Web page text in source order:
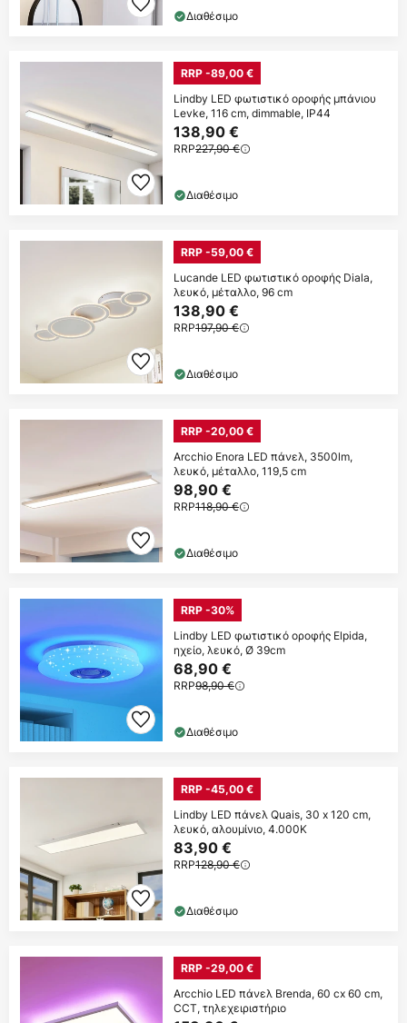
Διαθέσιμο
RRP -89,00 €
Lindby LED φωτιστικό οροφής μπάνιου
Levke, 116 cm, dimmable, IP44
138,90 €
RRP227,90 €
Διαθέσιμο
RRP -59,00 €
Lucande LED φωτιστικό οροφής Diala,
λευκό, μέταλλο, 96 cm
138,90 €
RRP197,90 €
Διαθέσιμο
RRP -20,00 €
Arcchio Enora LED πάνελ, 3500lm,
λευκό, μέταλλο, 119,5 cm
98,90 €
RRP118,90 €
Διαθέσιμο
RRP -30%
Lindby LED φωτιστικό οροφής Elpida,
ηχείο, λευκό, Ø 39cm
68,90 €
RRP98,90 €
Διαθέσιμο
RRP -45,00 €
Lindby LED πάνελ Quais, 30 x 120 cm,
λευκό, αλουμίνιο, 4.000K
83,90 €
RRP128,90 €
Διαθέσιμο
RRP -29,00 €
Arcchio LED πάνελ Brenda, 60 cx 60 cm,
CCT, τηλεχειριστήριο